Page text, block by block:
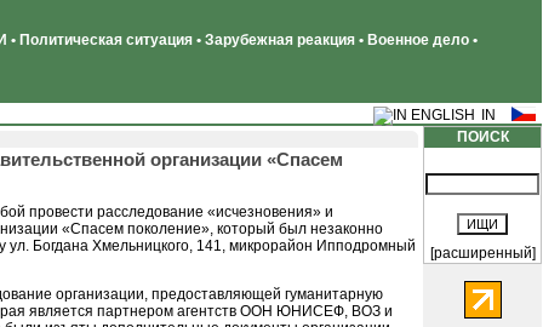
Политическая ситуация • Зарубежная реакция • Военное дело •
организации «Спасем
провести расследование «исчезновения» и
«Спасем поколение», который был незаконно
ул. Богдана Хмельницкого, 141, микрорайон Ипподромный
организации, предоставляющей гуманитарную
является партнером агентств ООН ЮНИСЕФ, ВОЗ и
ПОИСК
[расширенный]